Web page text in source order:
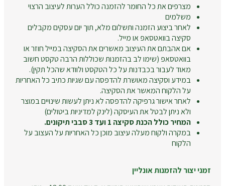
מצרפים את כל החומר להזמנה כולל הערות לעיצוב הרצוי
משלמים
לאחר ביצוע הזמנה ותשלום מלא, תוך יום עסקים מקבלים
סקיצה בוואטסאפ או מייל.
אם אהבתם את העיצוב מאשרים את הסקיצה במייל חוזר או
בוואטסאפ (שימו לב בהזמנות שכוללות הרבה טקסט חשוב
מאוד לעבור בכבדנות על כל הטקסט ולוודא שהכל תקין).
במידע וסקיצה מאושרת להדפסה עם שגיות כתיב כל האחריות
על הלקוח המאשר את הסקיצה.
לאחר אישור גרפיקה להדפסה לא ניתן לעשות שינויים במוצר
ולא ניתן לבטל את העיסקה (לינק למדיניות ביטולים)
המחיר כולל הכנת סקיצה 1 ועד 3 סבבי תיקונים.
במקרה ולקוח מעלה עיצוב מוכן כל האחריות על העצוב על
הלקוח
זמני יצור להזמנות אונליין